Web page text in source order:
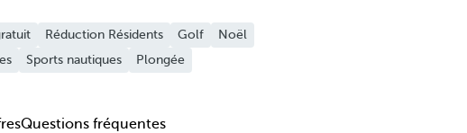
Réduction Résidents Golf
Noël
Sports nautiques Plongée
Questions fréquentes